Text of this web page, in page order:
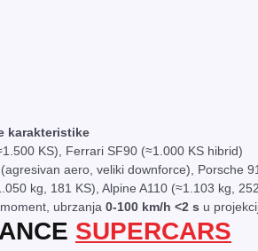
karakteristike
KS), Ferrari SF90 (≈1.000 KS hibrid)
aero, veliki downforce), Porsche
kg, 181 KS), Alpine A110 (≈1.103 kg,
ubrzanja 0-100 km/h <2 s u
SUPERCARS